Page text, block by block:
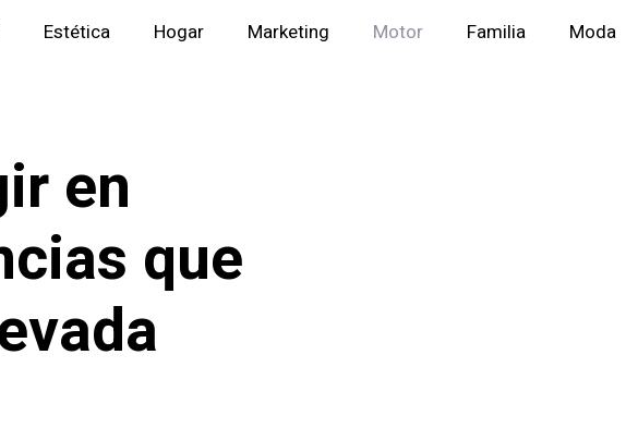
Estética Hogar Marketing Motor Familia Moda
en
que